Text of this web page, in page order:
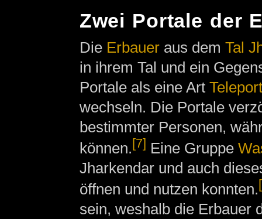
Zwei Portale der
Die Erbaueraus dem Tal
in ihrem Tal und ein
Portale als eine Art
wechseln. Die Portale
bestimmter Personen,
können. [7] Eine Gruppe
Jharkendar und auch
öffnen und nutzen konnten.
sein, weshalb die Erbauer